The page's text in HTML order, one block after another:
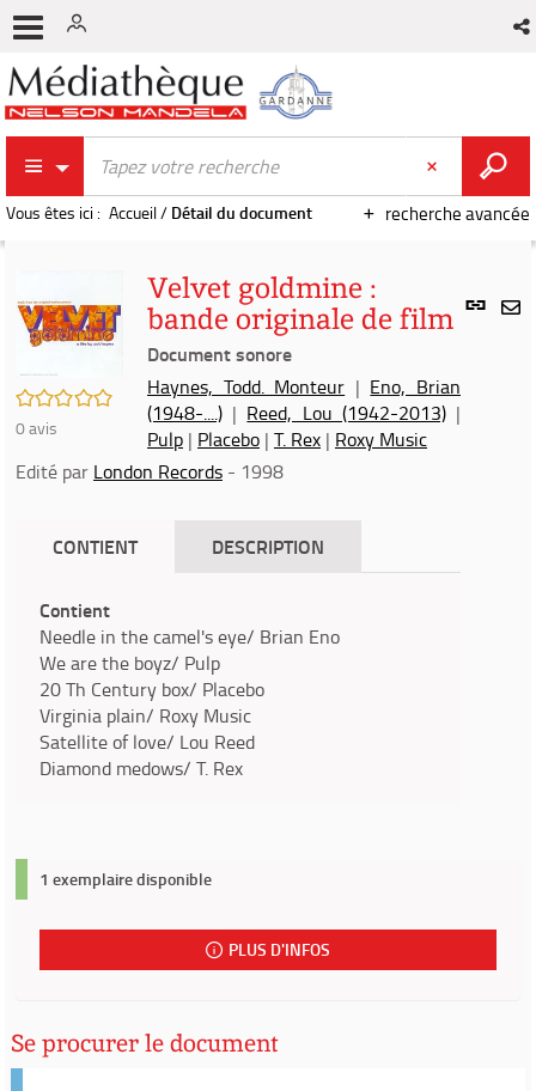
recherche avancée
Vous êtes ici : Accueil/ Détail du document
Lien
/5
0avis
Velvet goldmine :
bande originale de film
Document sonore
Haynes, Todd. Monteur | Eno, Brian
(1948-....) | Reed, Lou (1942-2013)|
Pulp | Placebo | T. Rex | Roxy Music
Edité par London Records - 1998
CONTIENT DESCRIPTION
Contient
Needle in the camel's eye/ Brian Eno
We are the boyz/ Pulp
20 Th Century box/ Placebo
Virginia plain/ Roxy Music
Satellite of love/ Lou Reed
Diamond medows/ T. Rex
1 exemplaire disponible
PLUS D'INFOS
Se procurer le document